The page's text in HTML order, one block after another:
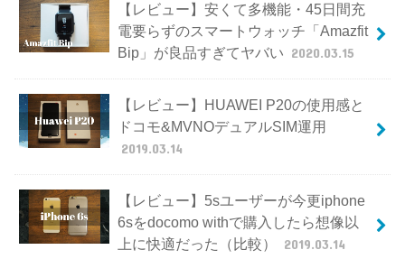
【レビュー】安くて多機能・45日間充
電要らずのスマートウォッチ「Amazfit
Bip」が良品すぎてヤバい 2020.03.15
【レビュー】HUAWEI P20の使用感と
ドコモ&MVNOデュアルSIM運用
2019.03.14
【レビュー】5sユーザーが今更iphone
6sをdocomo withで購入したら想像以
上に快適だった（比較）
2019.03.14